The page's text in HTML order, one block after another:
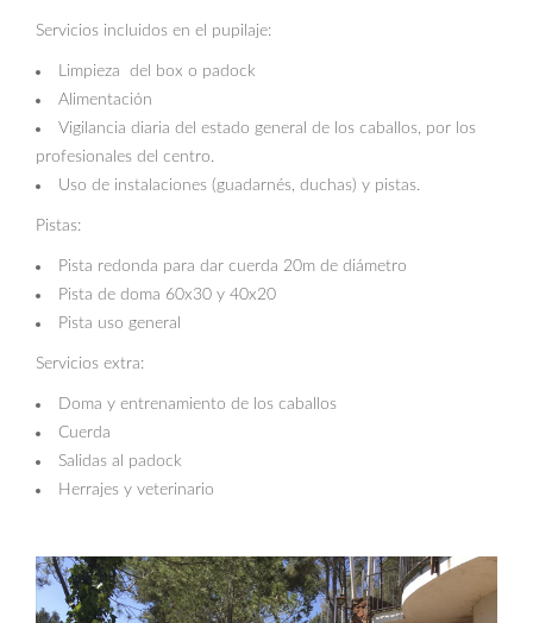
Servicios incluidos en el pupilaje:
Limpieza del box o padock
Alimentación
Vigilancia diaria del estado general de los caballos, por los
profesionales del centro.
Uso de instalaciones (guadarnés, duchas) y pistas.
Pistas:
Pista redonda para dar cuerda 20m de diámetro
Pista de doma 60x30 y 40x20
Pista uso general
Servicios extra:
Doma y entrenamiento de los caballos
Cuerda
Salidas al padock
Herrajes y veterinario